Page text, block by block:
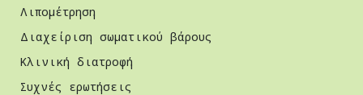
Λιπομέτρηση
Διαχείριση σωµατικού βάρους
Κλινική διατροφή
Συχνές ερωτήσεις